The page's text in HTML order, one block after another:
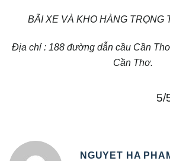
BÃI XE VÀ KHO HÀNG TRỌNG
Địa chỉ : 188 đường dẫn cầu Cần
Cần Thơ.
5/
NGUYET HA